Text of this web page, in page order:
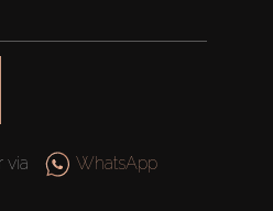
via WhatsApp